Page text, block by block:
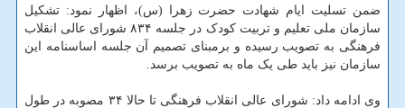
ضمن تسلیت ایام شهادت حضرت زهرا (س)، اظهار نمود: تشکیل
سازمان ملی تعلیم و تربیت کودک در جلسه ۸۳۴ شورای عالی انقلاب
فرهنگی به تصویب رسیده و برمبنای تصمیم آن جلسه اساسنامه این
سازمان نیز باید طی یک ماه به تصویب برسد.
وی ادامه داد: شورای عالی انقلاب فرهنگی تا حالا ۳۴ مصوبه در طول